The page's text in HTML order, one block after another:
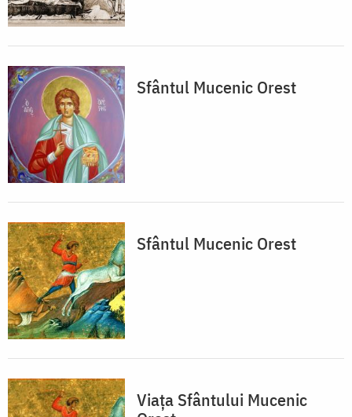
Sfântul Mucenic Orest
Sfântul Mucenic Orest
Viața Sfântului Mucenic